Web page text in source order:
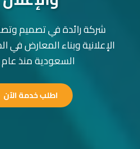
شركة رائدة في تصميم
الإعلانية وبناء المعارض في
السعودية منذ عام ٢٠١٠
اطلب خدمة الآن